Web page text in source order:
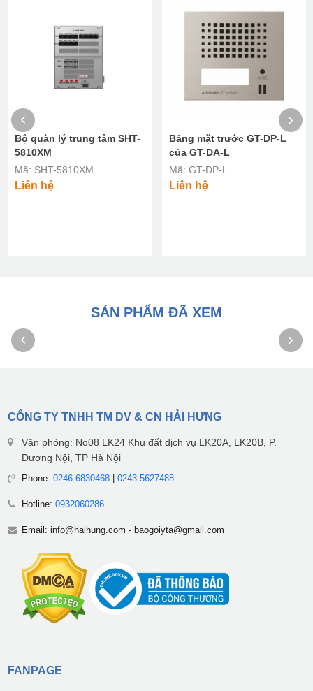
Bộ quàn lý trung tâm SHT-
5810XM
Mã: SHT-5810XM
Liên hệ
Bảng mặt trước GT-DP-L
của GT-DA-L
Mã: GT-DP-L
Liên hệ
SẢN PHẨM ĐÃ XEM
CÔNG TY TNHH TM DV & CN HẢI HƯNG
Văn phòng: No08 LK24 Khu đất dịch vụ LK20A, LK20B, P.
Dương Nội, TP Hà Nội
Phone: 0246.6830468| 0243.5627488
Hotline: 0932060286
Email: info@haihung.com - baogoiyta@gmail.com
FANPAGE